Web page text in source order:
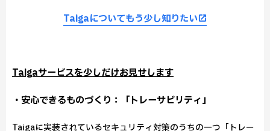
Taigaについてもう少し知りたい
Taigaサービスを少しだけお見せします
・安心できるものづくり：「トレーサビリティ」
Taigaに実装されているセキュリティ対策のうちの一つ「トレー